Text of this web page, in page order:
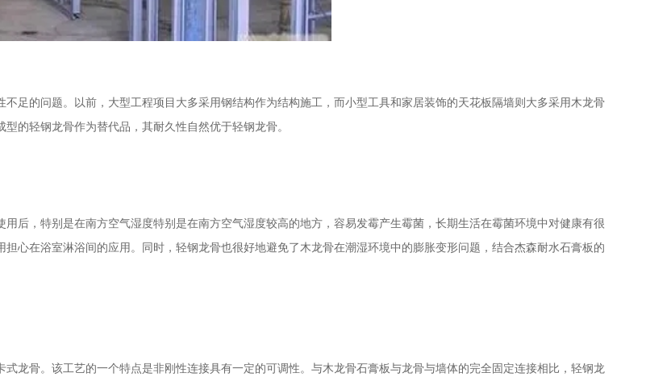
的问题。以前，大型工程项目大多采用钢结构作为结构施工，而小型工具和家居装饰的天花板隔墙则大多采用木龙骨
的轻钢龙骨作为替代品，其耐久性自然优于轻钢龙骨。
，特别是在南方空气湿度特别是在南方空气湿度较高的地方，容易发霉产生霉菌，长期生活在霉菌环境中对健康有很
心在浴室淋浴间的应用。同时，轻钢龙骨也很好地避免了木龙骨在潮湿环境中的膨胀变形问题，结合杰森耐水石膏板的
骨。该工艺的一个特点是非刚性连接具有一定的可调性。与木龙骨石膏板与龙骨与墙体的完全固定连接相比，轻钢龙